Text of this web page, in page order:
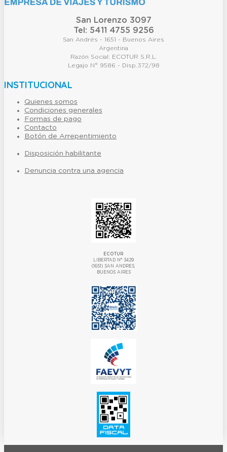
San Lorenzo 3097
Tel: 5411 4755 9256
San Andrés - 1651 - Buenos Aires
Argentina
Razón Social: ECOTUR S.R.L.
Legajo N° 9586 - Disp.372/98
INSTITUCIONAL
Quienes somos
Condiciones generales
Formas de pago
Contacto
Botón de Arrepentimiento
Disposición habilitante
Denuncia contra una agencia
ECOTUR
LIBERTAD N° 3429
(1651) SAN ANDRES,
BUENOS AIRES